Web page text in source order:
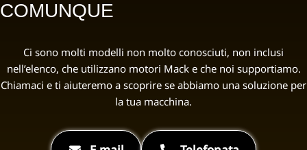
COMUNQUE
Ci sono molti modelli non molto conosciuti, non inclusi
nell’elenco, che utilizzano motori Mack e che noi supportiamo.
Chiamaci e ti aiuteremo a scoprire se abbiamo una soluzione per
la tua macchina.